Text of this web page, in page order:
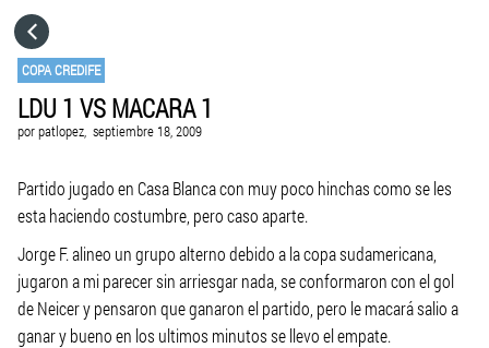
COPA CREDIFE
LDU 1 VS MACARA 1
porpatlopez, septiembre 18, 2009
Partido jugado en Casa Blanca con muy poco hinchas como se les
esta haciendo costumbre, pero caso aparte.
Jorge F. alineo un grupo alterno debido a la copa sudamericana,
jugaron a mi parecer sin arriesgar nada, se conformaron con el gol
de Neicer y pensaron que ganaron el partido, pero le macará salio a
ganar y bueno en los ultimos minutos se llevo el empate.
CATEGORÍAS
VISITA EL SITIO WEB